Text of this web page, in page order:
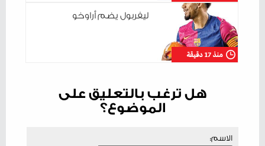
منذ 17 دقيقة
ليفربول يضم أراوخو
هل ترغب بالتعليق على
الموضوع؟
الاسم: